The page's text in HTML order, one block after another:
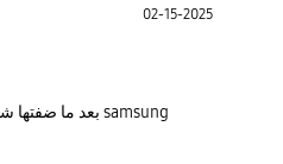
02-15-2025